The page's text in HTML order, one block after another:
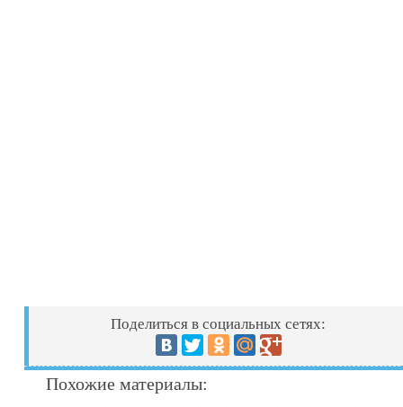
Поделиться в социальных сетях:
Похожие материалы: